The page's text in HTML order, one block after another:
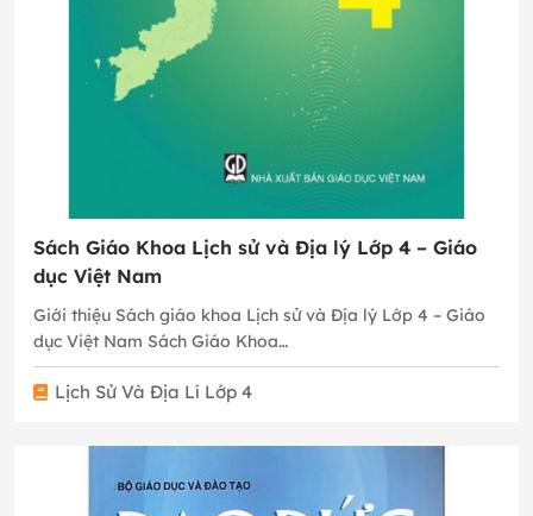
Sách Giáo Khoa Lịch sử và Địa lý Lớp 4 – Giáo
dục Việt Nam
Giới thiệu Sách giáo khoa Lịch sử và Địa lý Lớp 4 – Giáo
dục Việt Nam Sách Giáo Khoa…
Lịch Sử Và Địa Lí Lớp 4